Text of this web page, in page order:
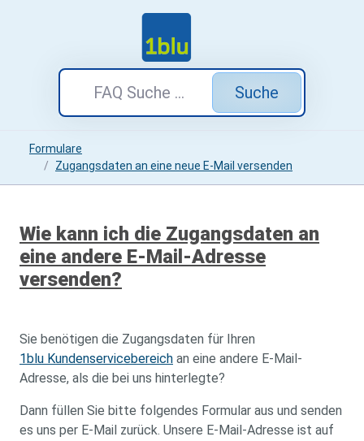
Suche
Formulare
Zugangsdaten an eine neue E-Mail versenden
Wie kann ich die Zugangsdaten an
eine andere E-Mail-Adresse
versenden?
Sie benötigen die Zugangsdaten für Ihren
1blu Kundenservicebereich an eine andere E-Mail-
Adresse, als die bei uns hinterlegte?
Dann füllen Sie bitte folgendes Formular aus und senden
es uns per E-Mail zurück. Unsere E-Mail-Adresse ist auf